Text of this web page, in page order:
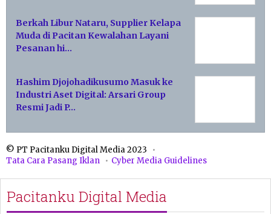
Berkah Libur Nataru, Supplier Kelapa
Muda di Pacitan Kewalahan Layani
Pesanan hi…
Hashim Djojohadikusumo Masuk ke
Industri Aset Digital: Arsari Group
Resmi Jadi P…
© PT Pacitanku Digital Media 2023
Tata Cara Pasang Iklan
Cyber Media Guidelines
Pacitanku Digital Media